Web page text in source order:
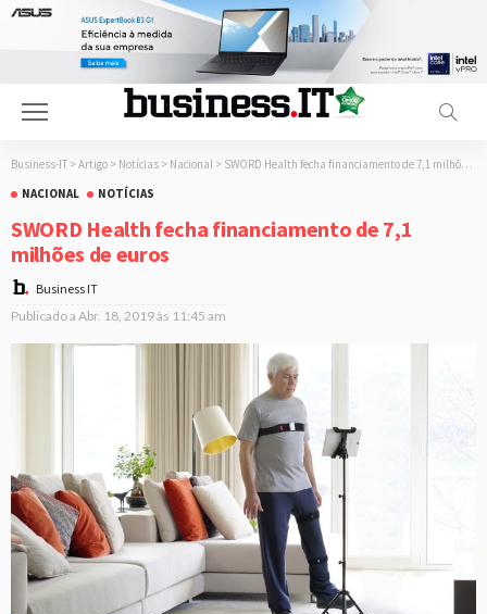
Business-IT > Artigo > Notícias > Nacional > SWORD Health fecha financiamento de 7,1 milhões de euros
NACIONAL
NOTÍCIAS
SWORD Health fecha financiamento de 7,1
milhões de euros
Business IT
Publicado a Abr. 18, 2019 às 11:45 am